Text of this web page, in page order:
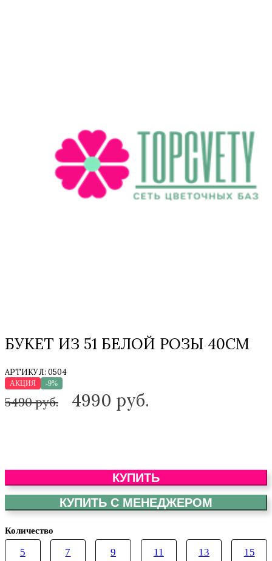
БУКЕТ ИЗ 51 БЕЛОЙ РОЗЫ 40СМ
АРТИКУЛ: 0504
АКЦИЯ -9%
5490 руб. 4990 руб.
КУПИТЬ
КУПИТЬ С МЕНЕДЖЕРОМ
Количество
5 7 9 11 13 15